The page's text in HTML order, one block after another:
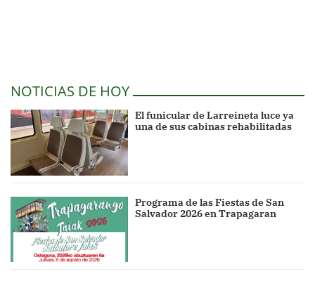
NOTICIAS DE HOY
El funicular de Larreineta luce ya
una de sus cabinas rehabilitadas
Programa de las Fiestas de San
Salvador 2026 en Trapagaran